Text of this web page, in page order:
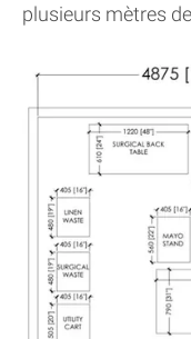
plusieurs mètres